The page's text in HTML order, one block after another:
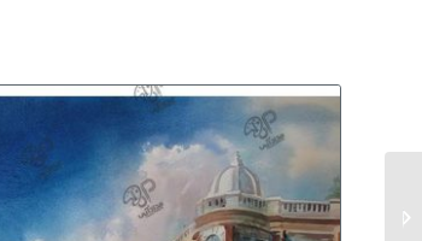
تابلو نقاشی آبرنگ منظره
نیستان